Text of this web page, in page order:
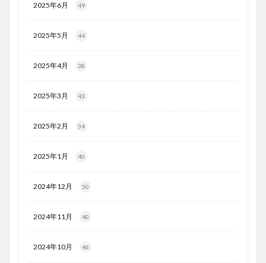
2025年6月 49
2025年5月 44
2025年4月 38
2025年3月 43
2025年2月 34
2025年1月 40
2024年12月 50
2024年11月 40
2024年10月 46